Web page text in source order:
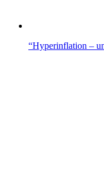
“Hyperinflation –